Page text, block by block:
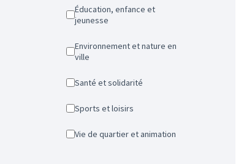
Éducation, enfance et
jeunesse
Environnement et nature en
ville
Santé et solidarité
Sports et loisirs
Vie de quartier et animation